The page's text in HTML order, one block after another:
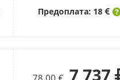
Предоплата: 18
78.00 € 7 737